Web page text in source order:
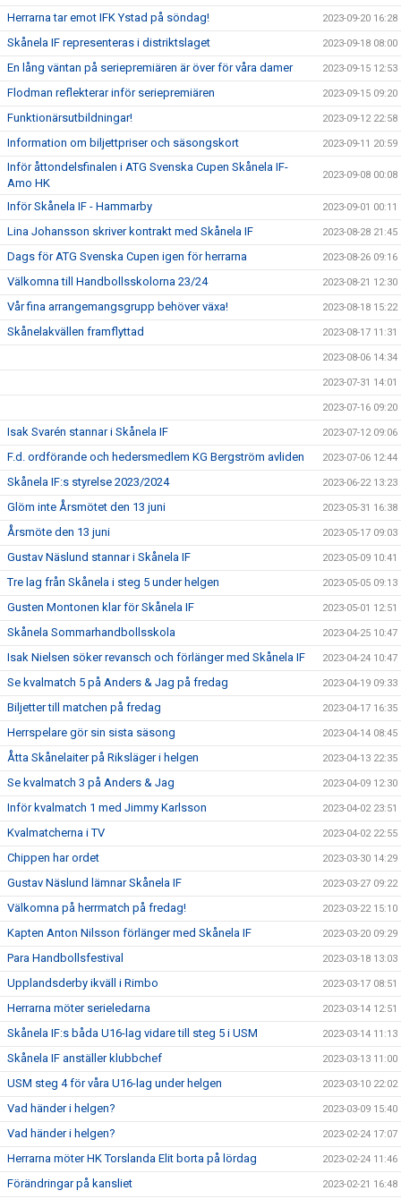
Herrarna tar emot IFK Ystad på söndag! 2023-09-20 16:28
Skånela IF representeras i distriktslaget 2023-09-18 08:00
En lång väntan på seriepremiären är över för våra damer 2023-09-15 12:53
Flodman reflekterar inför seriepremiären 2023-09-15 09:20
Funktionärsutbildningar! 2023-09-12 22:58
Information om biljettpriser och säsongskort 2023-09-11 20:59
Inför åttondelsfinalen i ATG Svenska Cupen Skånela IF-
Amo HK
2023-09-08 00:08
Inför Skånela IF - Hammarby 2023-09-01 00:11
Lina Johansson skriver kontrakt med Skånela IF 2023-08-28 21:45
Dags för ATG Svenska Cupen igen för herrarna 2023-08-26 09:16
Välkomna till Handbollsskolorna 23/24 2023-08-21 12:30
Vår fina arrangemangsgrupp behöver växa! 2023-08-18 15:22
Skånelakvällen framflyttad 2023-08-17 11:31
2023-08-06 14:34
2023-07-31 14:01
2023-07-16 09:20
Isak Svarén stannar i Skånela IF 2023-07-12 09:06
F.d. ordförande och hedersmedlem KG Bergström avliden 2023-07-06 12:44
Skånela IF:s styrelse 2023/2024 2023-06-22 13:23
Glöm inte Årsmötet den 13 juni 2023-05-31 16:38
Årsmöte den 13 juni 2023-05-17 09:03
Gustav Näslund stannar i Skånela IF 2023-05-09 10:41
Tre lag från Skånela i steg 5 under helgen 2023-05-05 09:13
Gusten Montonen klar för Skånela IF 2023-05-01 12:51
Skånela Sommarhandbollsskola 2023-04-25 10:47
Isak Nielsen söker revansch och förlänger med Skånela IF 2023-04-24 10:47
Se kvalmatch 5 på Anders & Jag på fredag 2023-04-19 09:33
Biljetter till matchen på fredag 2023-04-17 16:35
Herrspelare gör sin sista säsong 2023-04-14 08:45
Åtta Skånelaiter på Riksläger i helgen 2023-04-13 22:35
Se kvalmatch 3 på Anders & Jag 2023-04-09 12:30
Inför kvalmatch 1 med Jimmy Karlsson 2023-04-02 23:51
Kvalmatcherna i TV 2023-04-02 22:55
Chippen har ordet 2023-03-30 14:29
Gustav Näslund lämnar Skånela IF 2023-03-27 09:22
Välkomna på herrmatch på fredag! 2023-03-22 15:10
Kapten Anton Nilsson förlänger med Skånela IF 2023-03-20 09:29
Para Handbollsfestival 2023-03-18 13:03
Upplandsderby ikväll i Rimbo 2023-03-17 08:51
Herrarna möter serieledarna 2023-03-14 12:51
Skånela IF:s båda U16-lag vidare till steg 5 i USM 2023-03-14 11:13
Skånela IF anställer klubbchef 2023-03-13 11:00
USM steg 4 för våra U16-lag under helgen 2023-03-10 22:02
Vad händer i helgen? 2023-03-09 15:40
Vad händer i helgen? 2023-02-24 17:07
Herrarna möter HK Torslanda Elit borta på lördag 2023-02-24 11:46
Förändringar på kansliet 2023-02-21 16:48